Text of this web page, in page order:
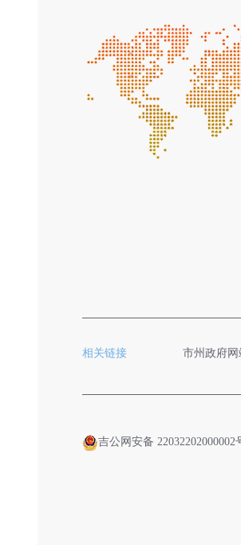
相关链接 市州政府网
吉公网安备 22032202000002